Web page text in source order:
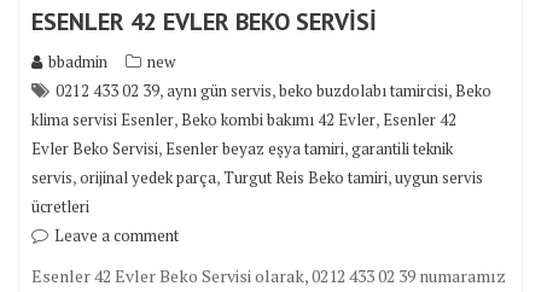
ESENLER 42 EVLER BEKO SERVİSİ
bbadmin
new
0212 433 02 39,aynı gün servis,beko buzdolabı tamircisi,Beko
klima servisi Esenler,Beko kombi bakımı 42 Evler,Esenler 42
Evler Beko Servisi,Esenler beyaz eşya tamiri,garantili teknik
servis,orijinal yedek parça,Turgut Reis Beko tamiri,uygun servis
ücretleri
Leave a comment
Esenler 42 Evler Beko Servisi olarak, 0212 433 02 39 numaramız